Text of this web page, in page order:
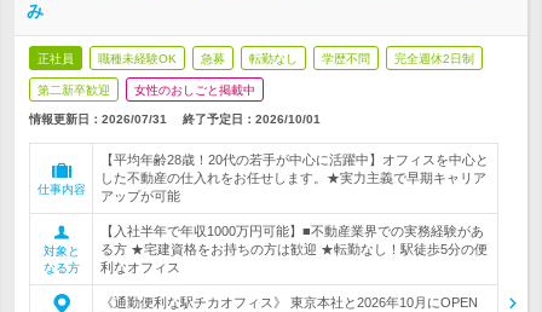
み
正社員 職種未経験OK 急募 転勤なし 学歴不問 完全週休2日制
第二新卒歓迎 女性のおしごと掲載中
情報更新日：2026/07/31 終了予定日： 2026/10/01
仕事内容
【平均年齢28歳！20代の若手が中心に活躍中】オフィスを中心と
した不動産の仕入れをお任せします。★実力主義で早期キャリア
アップが可能
対象と
なる方
【入社半年で年収1000万円可能】■不動産業界での実務経験があ
る方 ★宅建資格をお持ちの方は歓迎 ★転勤なし！駅徒歩5分の便
利なオフィス
《通勤便利な駅チカオフィス》 東京本社と2026年10月にOPEN